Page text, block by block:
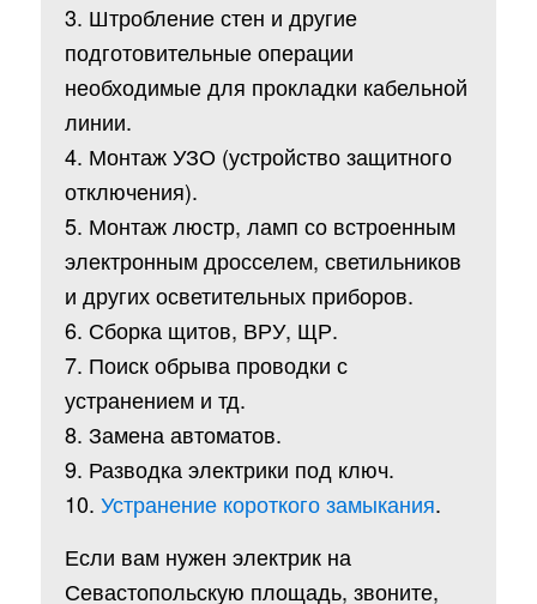
3. Штробление стен и другие
подготовительные операции
необходимые для прокладки кабельной
линии.
4. Монтаж УЗО (устройство защитного
отключения).
5. Монтаж люстр, ламп со встроенным
электронным дросселем, светильников
и других осветительных приборов.
6. Сборка щитов, ВРУ, ЩР.
7. Поиск обрыва проводки с
устранением и тд.
8. Замена автоматов.
9. Разводка электрики под ключ.
10. Устранение короткого замыкания.
Если вам нужен электрик на
Севастопольскую площадь, звоните,